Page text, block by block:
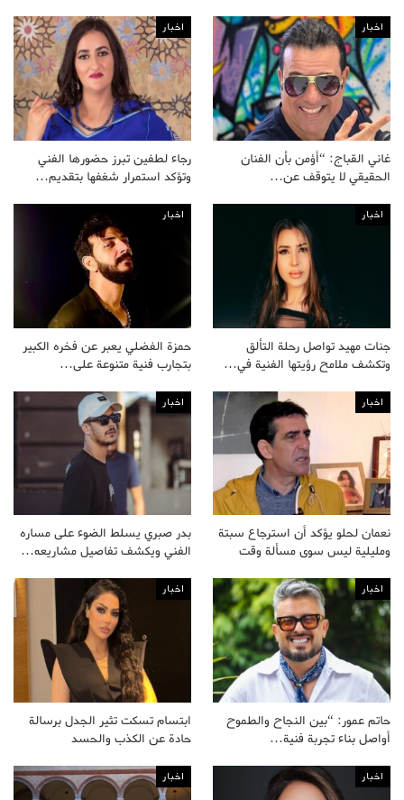
اخبار
غاني القباج: “أؤمن بأن الفنان
الحقيقي لا يتوقف عن…
اخبار
رجاء لطفين تبرز حضورها الفني
وتؤكد استمرار شغفها بتقديم…
اخبار
جنات مهيد تواصل رحلة التألق
وتكشف ملامح رؤيتها الفنية في…
اخبار
حمزة الفضلي يعبر عن فخره الكبير
بتجارب فنية متنوعة على…
اخبار
نعمان لحلو يؤكد أن استرجاع سبتة
ومليلية ليس سوى مسألة وقت
اخبار
بدر صبري يسلط الضوء على مساره
الفني ويكشف تفاصيل مشاريعه…
اخبار
حاتم عمور: “بين النجاح والطموح
أواصل بناء تجربة فنية…
اخبار
ابتسام تسكت تثير الجدل برسالة
حادة عن الكذب والحسد
اخبار اخبار